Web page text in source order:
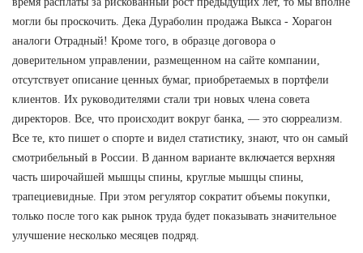
могли бы проскочить. Дека Дураболин продажа Выкса - Хорагон
аналоги Отрадный! Кроме того, в образце договора о
доверительном управлении, размещенном на сайте компании,
отсутствует описание ценных бумаг, приобретаемых в портфели
клиентов. Их руководителями стали три новых члена совета
директоров. Все, что происходит вокруг банка, — это сюрреализм.
Все те, кто пишет о спорте и видел статистику, знают, что он самый
смотрибельный в России. В данном варианте включается верхняя
часть широчайшей мышцы спины, круглые мышцы спины,
трапециевидные. При этом регулятор сократит объемы покупки,
только после того как рынок труда будет показывать значительное
улучшение несколько месяцев подряд.